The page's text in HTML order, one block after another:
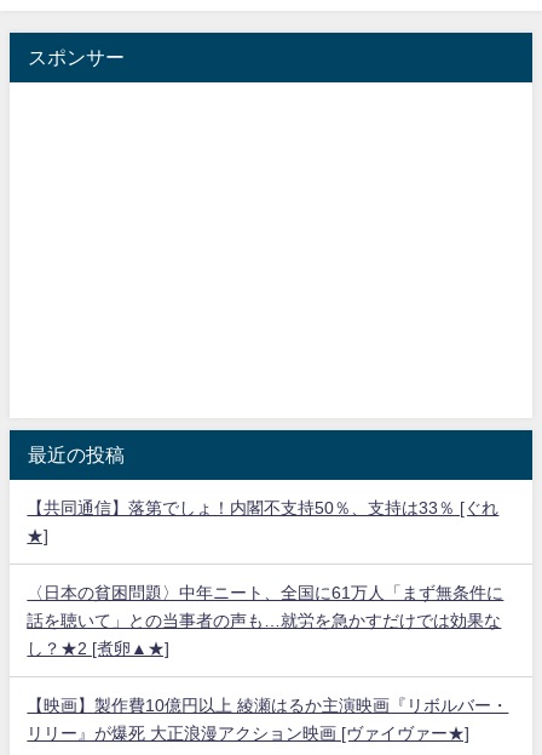
スポンサー
最近の投稿
【共同通信】落第でしょ！内閣不支持50％、支持は33％ [ぐれ
★]
〈日本の貧困問題〉中年ニート、全国に61万人「まず無条件に
話を聴いて」との当事者の声も…就労を急かすだけでは効果な
し？★2 [煮卵▲★]
【映画】製作費10億円以上 綾瀬はるか主演映画『リボルバー・
リリー』が爆死 大正浪漫アクション映画 [ヴァイヴァー★]